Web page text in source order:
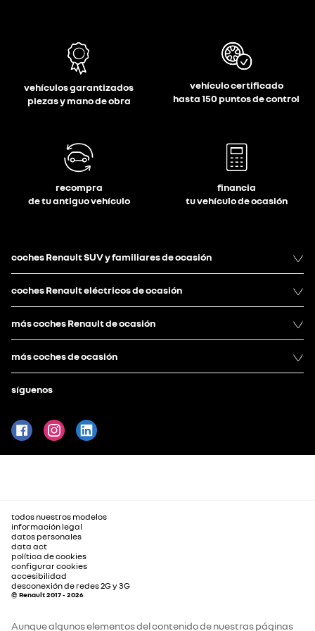
vehículos garantizados
piezas y mano de obra
vehículo certificado
hasta 150 puntos de control
recompra
de tu antiguo vehículo
financia
tu vehículo de ocasión
coches Renault SUV y familiares de ocasión
coches Renault eléctricos de ocasión
más coches Renault de ocasión
más coches de ocasión
síguenos
todos nuestros modelos
información legal
datos personales
data act
política de cookies
configurar cookies
accesibilidad
desconexión de redes 2G y 3G
© Renault 2017 - 2026
Aunque algunos elementos del contenido de nuestras páginas